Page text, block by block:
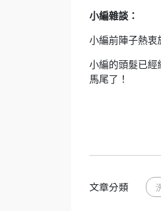
小編雜談：
小編前陣子熱衷
小編的頭髮已
馬尾了！
文章分類